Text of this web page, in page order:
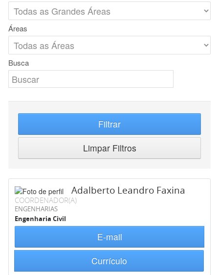
Áreas
Busca
Filtrar
Limpar Filtros
Adalberto Leandro Faxina
COORDENADOR(A)
ENGENHARIAS
Engenharia Civil
E-mail
Currículo